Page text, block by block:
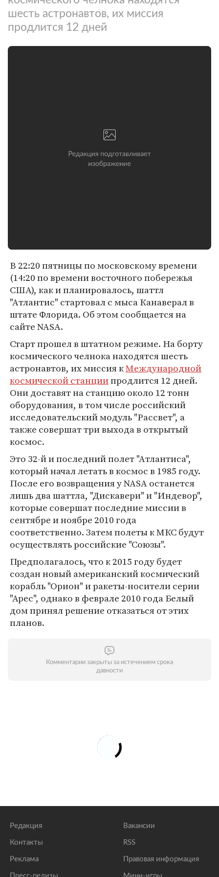
шесть астронавтов, их миссия
продлится 12 дней
В 22:20 пятницы по московскому времени
(14:20 по времени восточного побережья
США), как и планировалось, шаттл
"Атлантис" стартовал с мыса Канаверал в
штате Флорида. Об этом сообщается на
сайте NASA.
Старт прошел в штатном режиме. На борту
космического челнока находятся шесть
астронавтов, их миссия кМеждународной
космической станциипродлится 12 дней.
Они доставят на станцию около 12 тонн
оборудования, в том числе российский
исследовательский модуль "Рассвет", а
также совершат три выхода в открытый
космос.
Это 32-й и последний полет "Атлантиса",
который начал летать в космос в 1985 году.
После его возвращения у NASA останется
лишь два шаттла, "Дискавери" и "Индевор",
которые совершат последние миссии в
сентябре и ноябре 2010 года
соответственно. Затем полеты к МКС будут
осуществлять российские "Союзы".
Предполагалось, что к 2015 году будет
создан новый американский космический
корабль "Орион" и ракеты-носители серии
"Арес", однако в феврале 2010 года Белый
дом принял решение отказаться от этих
планов.
Комментарии закрыты за истечением срока
давности
Редакция
Контакты
Реклама
Вакансии
RSS
Правовая информация